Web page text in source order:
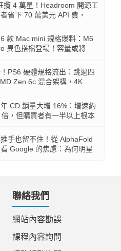
攬 4 萬星！Headroom 開源工
省下 70 萬美元 API 費，
款 Mac mini 規格爆料：M6
異色搭檔登場！容量或將
PS6 硬體規格流出：跳過四
Zen 6c 混合架構，4K
CD 銷量大增 16%：增速約
，但購買者有一半以上根本
手也留不住！從 AlphaFold
Google 的焦慮：為何明星
聯絡我們
網站內容勘誤
課程內容詢問